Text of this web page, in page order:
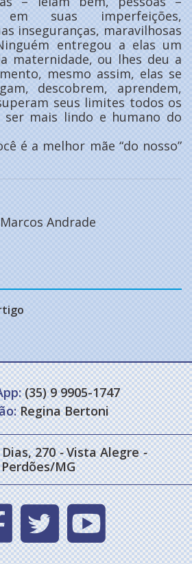
em suas imperfeições,
inseguranças, maravilhosas
entregou a elas um
maternidade, ou lhes deu a
mesmo assim, elas se
descobrem, aprendem,
seus limites todos os
ser mais lindo e humano do
é a melhor mãe “do nosso”
Andrade
(35) 9 9905-1747
Regina Bertoni
270- Vista Alegre-
Perdões/MG